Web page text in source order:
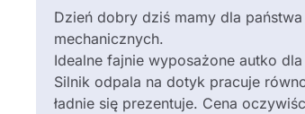
Dzień dobry dziś mamy dla
mechanicznych.
Idealne fajnie wyposażone autko
Silnik odpala na dotyk pracuje
ładnie się prezentuje. Cena